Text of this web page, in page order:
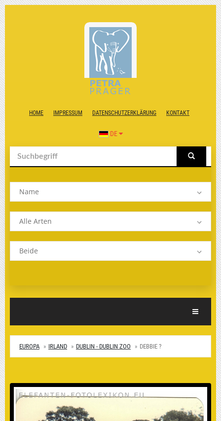
HOME IMPRESSUM DATENSCHUTZERKLÄRUNG KONTAKT
DE
Name
Alle Arten
Beide
Toggle
EUROPA IRLAND DUBLIN - DUBLIN ZOO DEBBIE ?